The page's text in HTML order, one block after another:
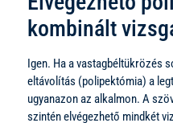
kombinált
Igen. Ha a vastagbéltükrözés
eltávolítás (polipektómia) a
ugyanazon az alkalmon. A
szintén elvégezhető mindkét